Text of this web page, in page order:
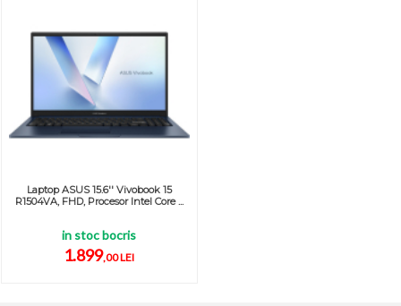
Laptop ASUS 15.6'' Vivobook 15
R1504VA, FHD, Procesor Intel Core ...
in stoc bocris
1.899,00 LEI